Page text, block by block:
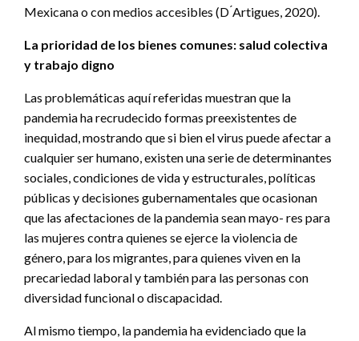
Mexicana o con medios accesibles (D ́Artigues, 2020).
La prioridad de los bienes comunes: salud colectiva
y trabajo digno
Las problemáticas aquí referidas muestran que la
pandemia ha recrudecido formas preexistentes de
inequidad, mostrando que si bien el virus puede afectar a
cualquier ser humano, existen una serie de determinantes
sociales, condiciones de vida y estructurales, políticas
públicas y decisiones gubernamentales que ocasionan
que las afectaciones de la pandemia sean mayo- res para
las mujeres contra quienes se ejerce la violencia de
género, para los migrantes, para quienes viven en la
precariedad laboral y también para las personas con
diversidad funcional o discapacidad.
Al mismo tiempo, la pandemia ha evidenciado que la